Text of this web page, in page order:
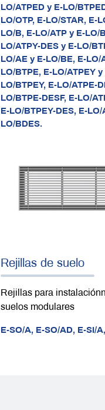
LO/ATPED y E-LO/
LO/OTP, E-LO/STAR, E-
LO/B, E-LO/ATP y E-LO/
LO/ATPY-DES y E-LO/
LO/AE y E-LO/BE, E-LO/
LO/BTPE, E-LO/ATPEY y
LO/BTPEY, E-LO/ATPE-
LO/BTPE-DESF, E-LO/
E-LO/BTPEY-DES, E-LO/
LO/BDES.
Rejillas de suelo
Rejillas para
suelos modulares
E-SO/A, E-SO/AD, E-SI/A,